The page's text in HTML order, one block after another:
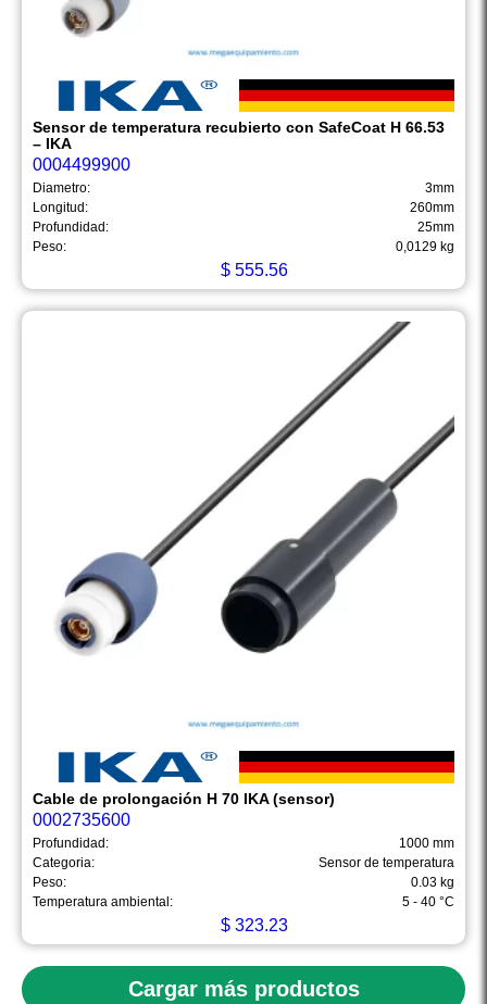
Sensor de temperatura recubierto con SafeCoat H 66.53
– IKA
0004499900
Diametro:
3mm
Longitud:
260mm
Profundidad:
25mm
Peso:
0,0129 kg
$ 555.56
Cable de prolongación H 70 IKA (sensor)
0002735600
Profundidad:
1000 mm
Categoria:
Sensor de temperatura
Peso:
0.03 kg
Temperatura ambiental:
5 - 40 °C
$ 323.23
Cargar más productos